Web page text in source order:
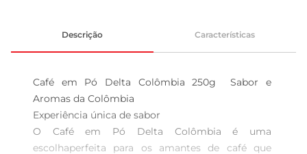
Descrição Características
Café em Pó Delta Colômbia 250g  Sabor e
Aromas da Colômbia
Experiência única de sabor
O Café em Pó Delta Colômbia é uma
escolhaperfeita para os amantes de café que